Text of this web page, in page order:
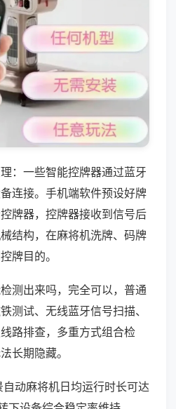
：一些智能控牌器通过蓝牙
连接。手机端软件预设好牌
牌器，控牌器接收到信号后
结构，在麻将机洗牌、码牌
牌目的。
测出来吗，完全可以，普通
测试、无线蓝牙信号扫描、
路排查，多重方式组合检
长期隐藏。
动麻将机日均运行时长可达